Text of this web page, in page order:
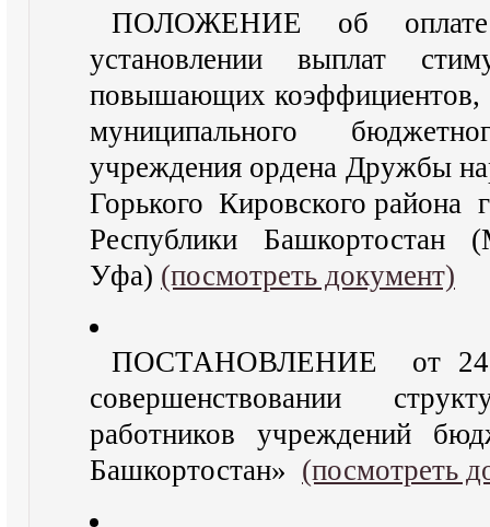
ПОЛОЖЕНИЕ об оплате
установлении выплат
повышающих коэффициентов,
муниципального
учреждения ордена Дружбы
Горького Кировского района
Республики
Уфа) (посмотреть документ)
ПОСТАНОВЛЕНИЕ от 24
совершенствовании
работников учреждений
Башкортостан» (посмотреть